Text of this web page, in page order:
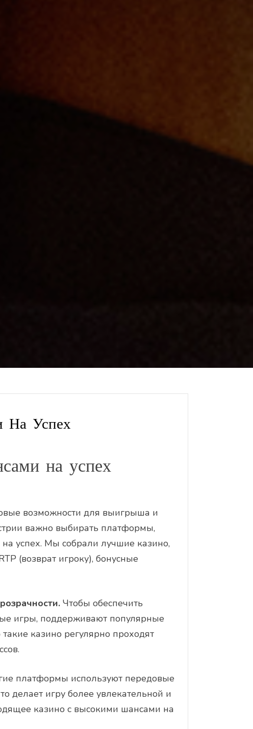
Успех
на успех
возможности для выигрыша и
важно выбирать платформы,
успех. Мы собрали лучшие казино,
(возврат игроку), бонусные
Чтобы обеспечить
игры, поддерживают популярные
казино регулярно проходят
платформы используют передовые
делает игру более увлекательной и
казино с высокими шансами на